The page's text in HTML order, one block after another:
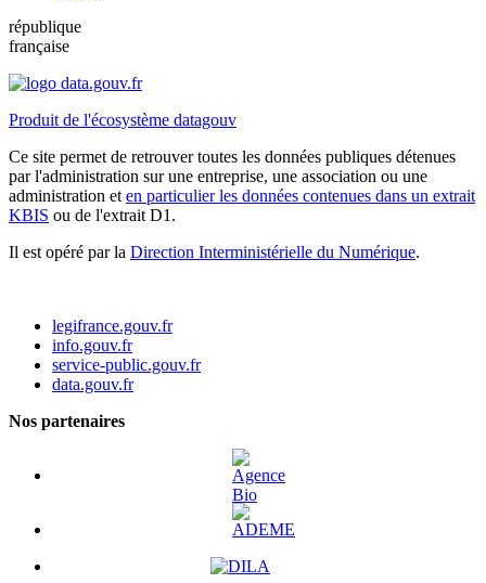
république
française
Produit de l'écosystème datagouv
Ce site permet de retrouver toutes les données publiques détenues
par l'administration sur une entreprise, une association ou une
administration et en particulier les données contenues dans un extrait
KBIS ou de l'extrait D1.
Il est opéré par la Direction Interministérielle du Numérique.
legifrance.gouv.fr
info.gouv.fr
service-public.gouv.fr
data.gouv.fr
Nos partenaires